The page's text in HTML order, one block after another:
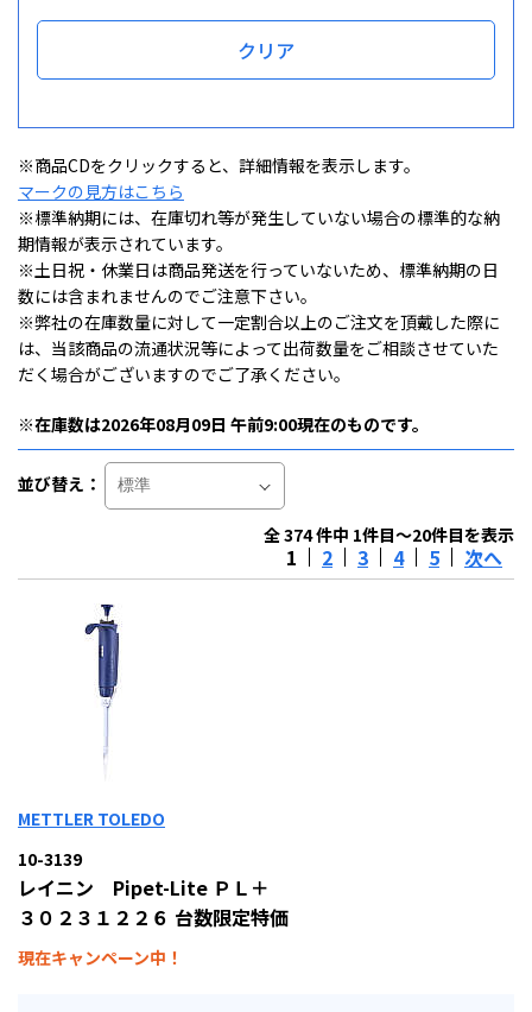
クリア
※商品CDをクリックすると、詳細情報を表示します。
マークの見方はこちら
※標準納期には、在庫切れ等が発生していない場合の標準的な納
期情報が表示されています。
※土日祝・休業日は商品発送を行っていないため、標準納期の日
数には含まれませんのでご注意下さい。
※弊社の在庫数量に対して一定割合以上のご注文を頂戴した際に
は、当該商品の流通状況等によって出荷数量をご相談させていた
だく場合がございますのでご了承ください。
※在庫数は2026年08月09日 午前9:00現在のものです。
並び替え：
全 374 件中 1件目～20件目を表示
1 2 3 4 5 次へ
METTLER TOLEDO
10-3139
レイニン Pipet-Lite ＰＬ＋
３０２３１２２６ 台数限定特価
現在キャンペーン中！